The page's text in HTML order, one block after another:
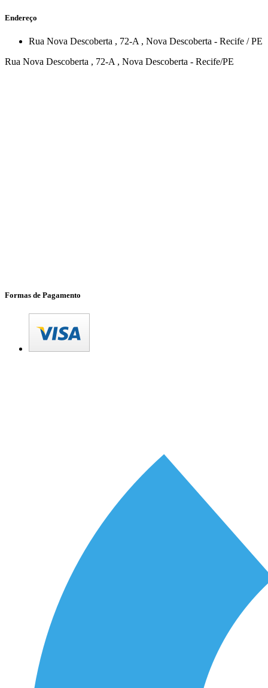
Endereço
Rua Nova Descoberta , 72-A , Nova Descoberta - Recife /PE
Rua Nova Descoberta , 72-A , Nova Descoberta - Recife/PE
Formas de Pagamento